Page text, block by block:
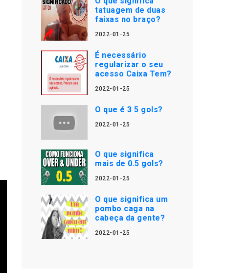
tatuagem de duas
faixas no braço?
2022-01-25
É necessário
regularizar o seu
acesso Caixa Tem?
2022-01-25
O que é 3 5 gols?
2022-01-25
O que significa
mais de 0.5 gols?
2022-01-25
O que significa um
pombo caga na
cabeça da gente?
2022-01-25